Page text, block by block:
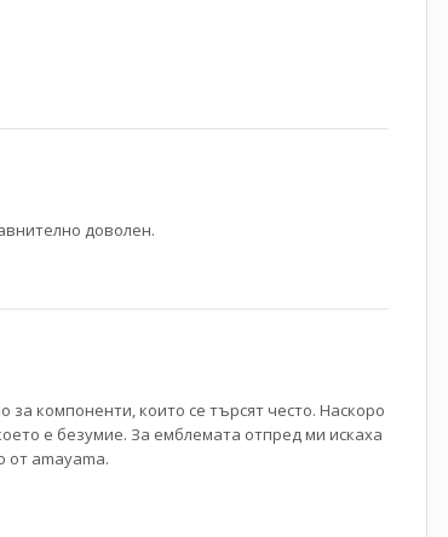
доволен.
компоненти, които се търсят често. Наскоро
е безумие. За емблемата отпред ми искаха
от amayama.